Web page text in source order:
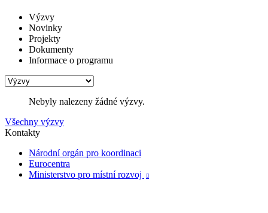
Výzvy
Novinky
Projekty
Dokumenty
Informace o programu
Nebyly nalezeny žádné výzvy.
Všechny výzvy
Kontakty
Národní orgán pro koordinaci
Eurocentra
Ministerstvo pro místní rozvoj
